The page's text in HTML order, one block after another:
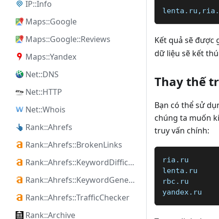
IP::Info
Maps::Google
Maps::Google::Reviews
Maps::Yandex
Net::DNS
Net::HTTP
Net::Whois
Rank::Ahrefs
Rank::Ahrefs::BrokenLinks
Rank::Ahrefs::KeywordDifficulty
Rank::Ahrefs::KeywordGenerator
Rank::Ahrefs::TrafficChecker
Rank::Archive
Kết quả sẽ được
dữ liệu sẽ kết
Thay thế
Bạn có thể sử
chúng ta muốn
truy vấn chính:
ria.ru
lenta.ru
rbc.ru
yandex.ru